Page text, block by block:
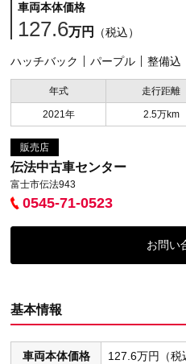
車両本体価格
127.6万円 （税込）
ハッチバック パープル 整備込
年式 走行距離
2021年 2.5万km
販売店
伝法中古車センター
富士市伝法943
0545-71-0523
お問い
基本情報
車両本体価格 127.6万円（税